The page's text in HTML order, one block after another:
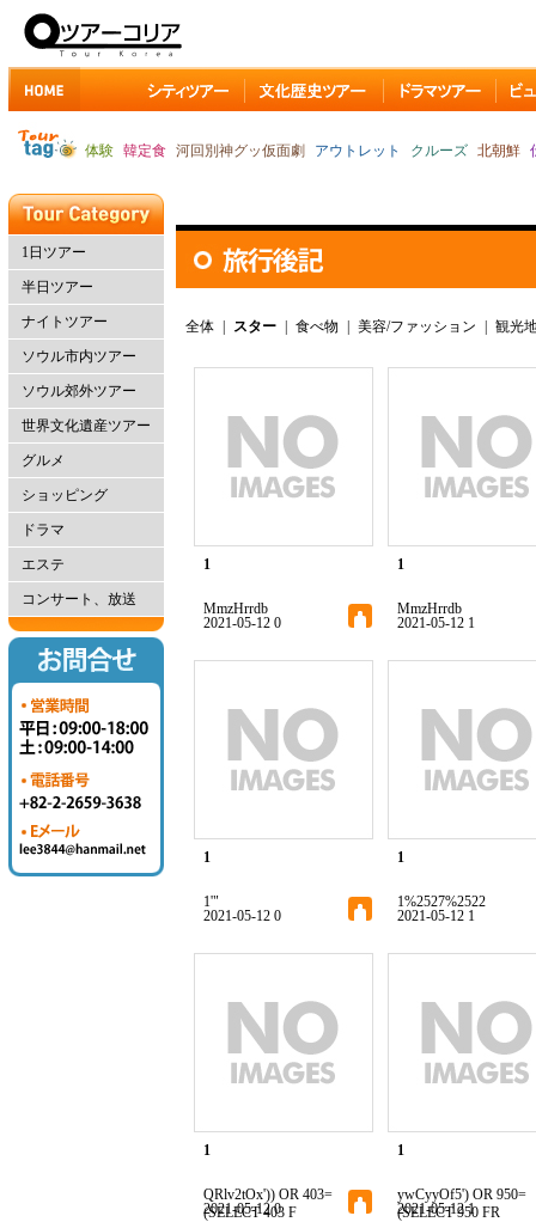
体験 韓定食 河回別神グッ仮面劇 アウトレット クルーズ 北朝鮮
1日ツアー
半日ツアー
ナイトツアー
ソウル市内ツアー
ソウル郊外ツアー
世界文化遺産ツアー
グルメ
ショッピング
ドラマ
エステ
コンサート、放送
全体 スター 食べ物 美容/ファッション 観光
1
MmzHrrdb
2021-05-12 0
1
MmzHrrdb
2021-05-12 1
1
1'"
2021-05-12 0
1
1%2527%2522
2021-05-12 1
1
QRlv2tOx')) OR 403=
(SELECT 403 F
2021-05-12 0
1
ywCyyOf5') OR 950=
(SELECT 950 FR
2021-05-12 1